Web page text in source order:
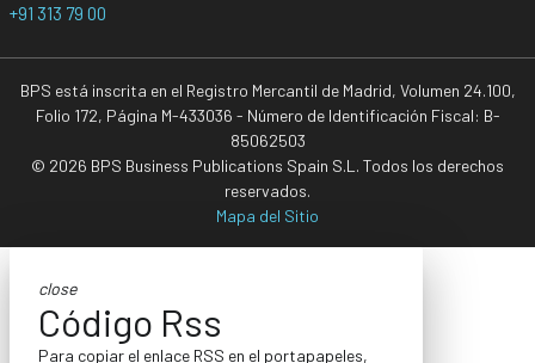
+91 313 79 00
BPS está inscrita en el Registro Mercantil de Madrid, Volumen 24.100,
Folio 172, Página M-433036 - Número de Identificación Fiscal: B-
85062503
© 2026 BPS Business Publications Spain S.L. Todos los derechos
reservados.
Mapa del Sitio
close
Código Rss
Para copiar el enlace RSS en el portapapeles,